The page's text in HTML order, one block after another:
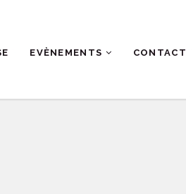
EVÈNEMENTS CONTACT